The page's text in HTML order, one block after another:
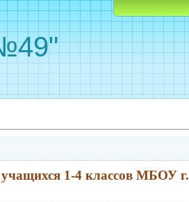
учащихся 1-4 классов МБОУ г.